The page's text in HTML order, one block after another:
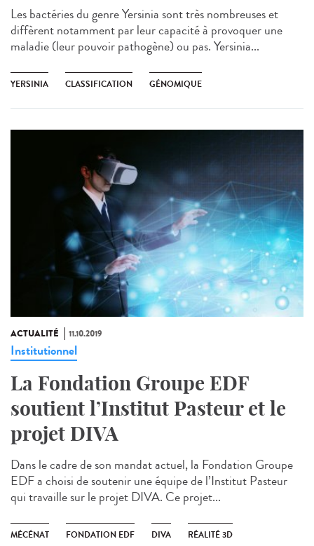
Les bactéries du genre Yersinia sont très nombreuses et
diffèrent notamment par leur capacité à provoquer une
maladie (leur pouvoir pathogène) ou pas. Yersinia...
YERSINIA CLASSIFICATION GÉNOMIQUE
ACTUALITÉ 11.10.2019
Institutionnel
La Fondation Groupe EDF
soutient l’Institut Pasteur et le
projet DIVA
Dans le cadre de son mandat actuel, la Fondation Groupe
EDF a choisi de soutenir une équipe de l’Institut Pasteur
qui travaille sur le projet DIVA. Ce projet...
MÉCÉNAT FONDATION EDF DIVA RÉALITÉ 3D